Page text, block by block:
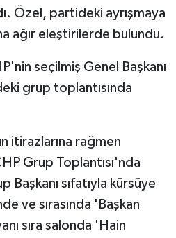
Özel, partideki ayrışmaya
ağır eleştirilerde bulundu.
seçilmiş Genel Başkanı
grup toplantısında
itirazlarına rağmen
Grup Toplantısı'nda
Başkanı sıfatıyla kürsüye
ve sırasında 'Başkan
sıra salonda 'Hain